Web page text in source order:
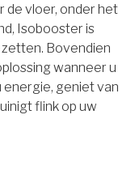
de vloer, onder het
Isobooster is
Bovendien
wanneer u
geniet van
flink op uw